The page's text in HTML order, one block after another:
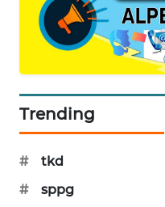
Trending
#
tkd
#
sppg
WATCH
MKLI
LPKKI
LKKI